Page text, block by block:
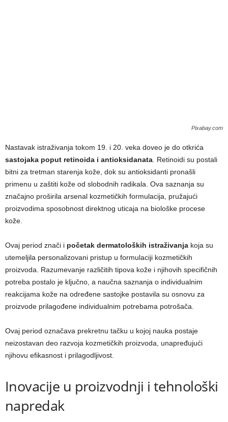
Pixabay.com
Nastavak istraživanja tokom 19. i 20. veka doveo je do otkrića
sastojaka poput retinoida i antioksidanata . Retinoidi su postali
bitni za tretman starenja kože, dok su antioksidanti pronašli
primenu u zaštiti kože od slobodnih radikala. Ova saznanja su
značajno proširila arsenal kozmetičkih formulacija, pružajući
proizvodima sposobnost direktnog uticaja na biološke procese
kože.
Ovaj period znači i početak dermatoloških istraživanja koja su
utemeljila personalizovani pristup u formulaciji kozmetičkih
proizvoda. Razumevanje različitih tipova kože i njihovih specifičnih
potreba postalo je ključno, a naučna saznanja o individualnim
reakcijama kože na određene sastojke postavila su osnovu za
proizvode prilagođene individualnim potrebama potrošača.
Ovaj period označava prekretnu tačku u kojoj nauka postaje
neizostavan deo razvoja kozmetičkih proizvoda, unapređujući
njihovu efikasnost i prilagodljivost.
Inovacije u proizvodnji i tehnološki
napredak